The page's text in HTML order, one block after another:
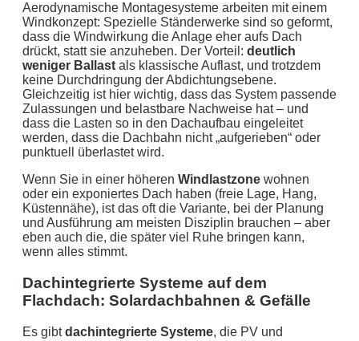
Aerodynamische Montagesysteme arbeiten mit einem
Windkonzept: Spezielle Ständerwerke sind so geformt,
dass die Windwirkung die Anlage eher aufs Dach
drückt, statt sie anzuheben. Der Vorteil: deutlich
weniger Ballast als klassische Auflast, und trotzdem
keine Durchdringung der Abdichtungsebene.
Gleichzeitig ist hier wichtig, dass das System passende
Zulassungen und belastbare Nachweise hat – und
dass die Lasten so in den Dachaufbau eingeleitet
werden, dass die Dachbahn nicht „aufgerieben“ oder
punktuell überlastet wird.
Wenn Sie in einer höheren Windlastzone wohnen
oder ein exponiertes Dach haben (freie Lage, Hang,
Küstennähe), ist das oft die Variante, bei der Planung
und Ausführung am meisten Disziplin brauchen – aber
eben auch die, die später viel Ruhe bringen kann,
wenn alles stimmt.
Dachintegrierte Systeme auf dem
Flachdach: Solardachbahnen & Gefälle
Es gibtdachintegrierte Systeme, die PV und